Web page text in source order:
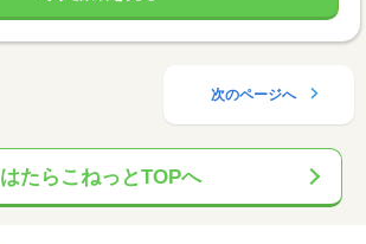
次のページへ
はたらこねっとTOPへ